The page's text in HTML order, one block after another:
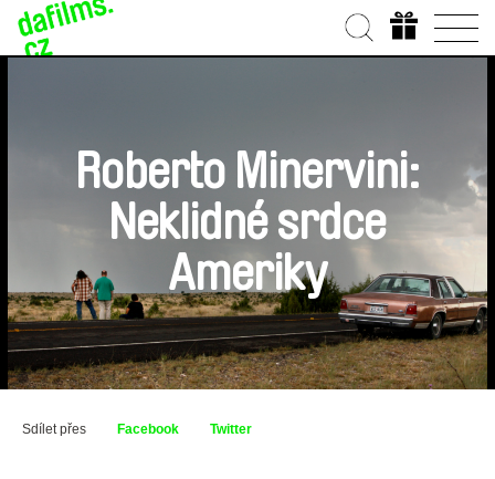
Roberto Minervini:
Neklidné srdce
Ameriky
Sdílet přes Facebook Twitter